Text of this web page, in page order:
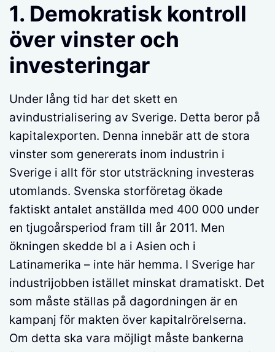
1. Demokratisk kontroll
över vinster och
investeringar
Under lång tid har det skett en
avindustrialisering av Sverige. Detta beror på
kapitalexporten. Denna innebär att de stora
vinster som genererats inom industrin i
Sverige i allt för stor utsträckning investeras
utomlands. Svenska storföretag ökade
faktiskt antalet anställda med 400 000 under
en tjugoårsperiod fram till år 2011. Men
ökningen skedde bl a i Asien och i
Latinamerika – inte här hemma. I Sverige har
industrijobben istället minskat dramatiskt. Det
som måste ställas på dagordningen är en
kampanj för makten över kapitalrörelserna.
Om detta ska vara möjligt måste bankerna